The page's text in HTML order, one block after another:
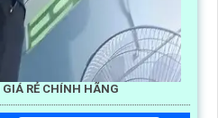
RẺ CHÍNH HÃNG